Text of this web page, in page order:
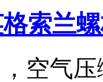
索兰
空气